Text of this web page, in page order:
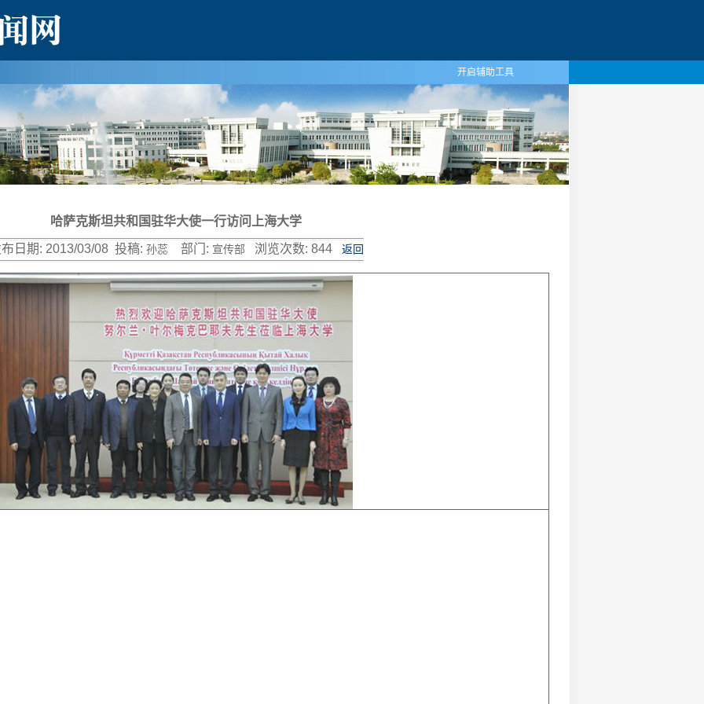
开启辅助工具
哈萨克斯坦共和国驻华大使一行访问上海大学
日期: 2013/03/08 投稿: 孙蕊 部门: 宣传部 浏览次数: 844 返回